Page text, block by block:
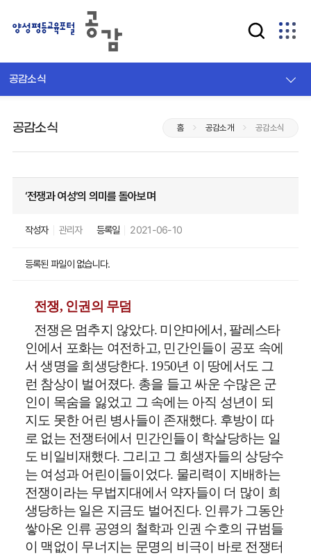
공감소식
공감소식 홈 공감소개 공감소식
‘전쟁과 여성’의 의미를 돌아보며
작성자 관리자 등록일 2021-06-10
등록된 파일이 없습니다.
전쟁, 인권의 무덤
전쟁은 멈추지 않았다. 미얀마에서, 팔레스타
인에서 포화는 여전하고, 민간인들이 공포 속에
서 생명을 희생당한다. 1950년 이 땅에서도 그
런 참상이 벌어졌다. 총을 들고 싸운 수많은 군
인이 목숨을 잃었고 그 속에는 아직 성년이 되
지도 못한 어린 병사들이 존재했다. 후방이 따
로 없는 전쟁터에서 민간인들이 학살당하는 일
도 비일비재했다. 그리고 그 희생자들의 상당수
는 여성과 어린이들이었다. 물리력이 지배하는
전쟁이라는 무법지대에서 약자들이 더 많이 희
생당하는 일은 지금도 벌어진다. 인류가 그동안
쌓아온 인류 공영의 철학과 인권 수호의 규범들
이 맥없이 무너지는 문명의 비극이 바로 전쟁터